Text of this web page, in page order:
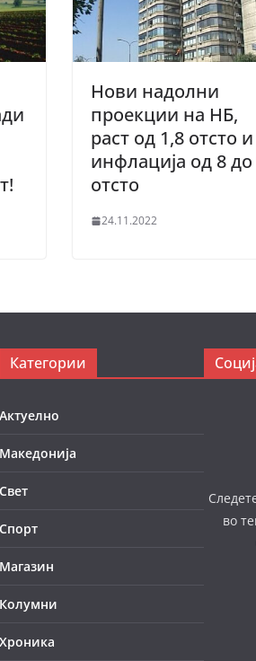
Нови надолни
проекции на НБ,
раст од 1,8 отсто и
инфлација од 8 до
отсто
24.11.2022
Категории
Актуелно
Македонија
Свет
Спорт
Магазин
Колумни
Хроника
во